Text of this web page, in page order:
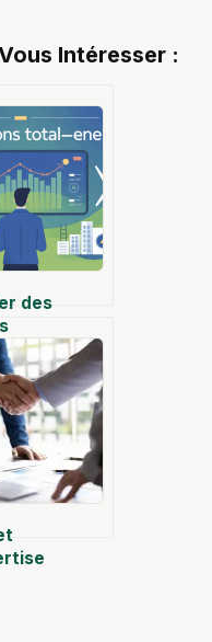
Intéresser :
des
:
réelle
bon plan ?